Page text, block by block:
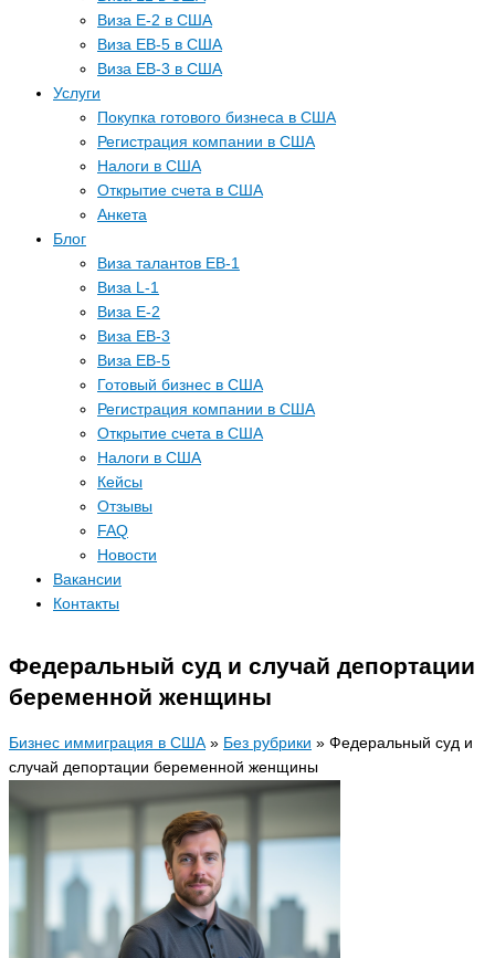
Виза E-2 в США
Виза EB-5 в США
Виза EB-3 в США
Услуги
Покупка готового бизнеса в США
Регистрация компании в США
Налоги в США
Открытие счета в США
Анкета
Блог
Виза талантов EB-1
Виза L-1
Виза E-2
Виза EB-3
Виза EB-5
Готовый бизнес в США
Регистрация компании в США
Открытие счета в США
Налоги в США
Кейсы
Отзывы
FAQ
Новости
Вакансии
Контакты
Федеральный суд и случай депортации
беременной женщины
Бизнес иммиграция в США» Без рубрики » Федеральный суд и
случай депортации беременной женщины